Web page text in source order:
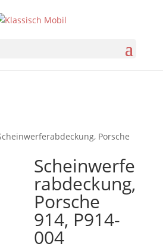
Porsche
Scheinwerfe
rabdeckung,
Porsche
914, P914-
004